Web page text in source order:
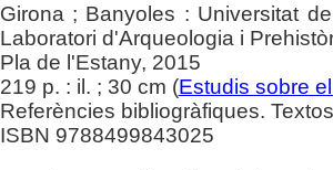
Girona ; Banyoles : Universitat
Laboratori d'Arqueologia i
Pla de l'Estany, 2015
219 p. : il. ; 30 cm (Estudis sobre
Referències bibliogràfiques.
ISBN 9788499843025